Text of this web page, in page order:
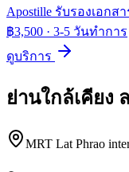
Apostille รับรองเอกส
฿3,500 · 3-5 วันทำการ
ดูบริการ
ย่านใกล้เคียง
MRT Lat Phrao